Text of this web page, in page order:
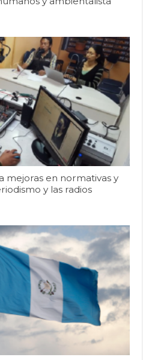
mejoras en normativas y
y las radios